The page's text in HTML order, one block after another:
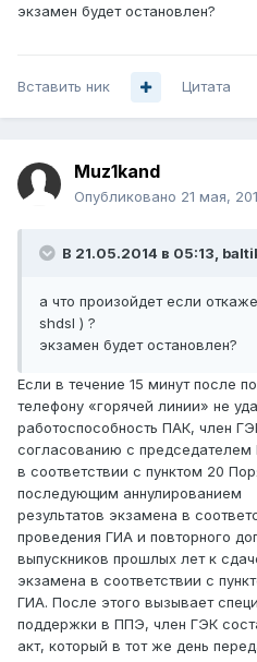
экзамен будет остановлен?
Вставить ник Цитата
Muz1kand
Опубликовано 21 мая,
В 21.05.2014 в 05:13,
а что произойдет если
shdsl ) ?
экзамен будет остановлен?
Если в течение 15 минут после
телефону «горячей линии» не
работоспособность ПАК, член
согласованию с председателем
в соответствии с пунктом 20
последующим аннулированием
результатов экзамена в
проведения ГИА и повторного
выпускников прошлых лет к
экзамена в соответствии с
ГИА. После этого вызывает
поддержки в ППЭ, член ГЭК
акт, который в тот же день